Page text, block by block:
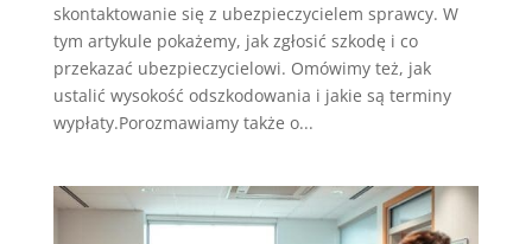
skontaktowanie się z ubezpieczycielem sprawcy. W
tym artykule pokażemy, jak zgłosić szkodę i co
przekazać ubezpieczycielowi. Omówimy też, jak
ustalić wysokość odszkodowania i jakie są terminy
wypłaty.Porozmawiamy także o...